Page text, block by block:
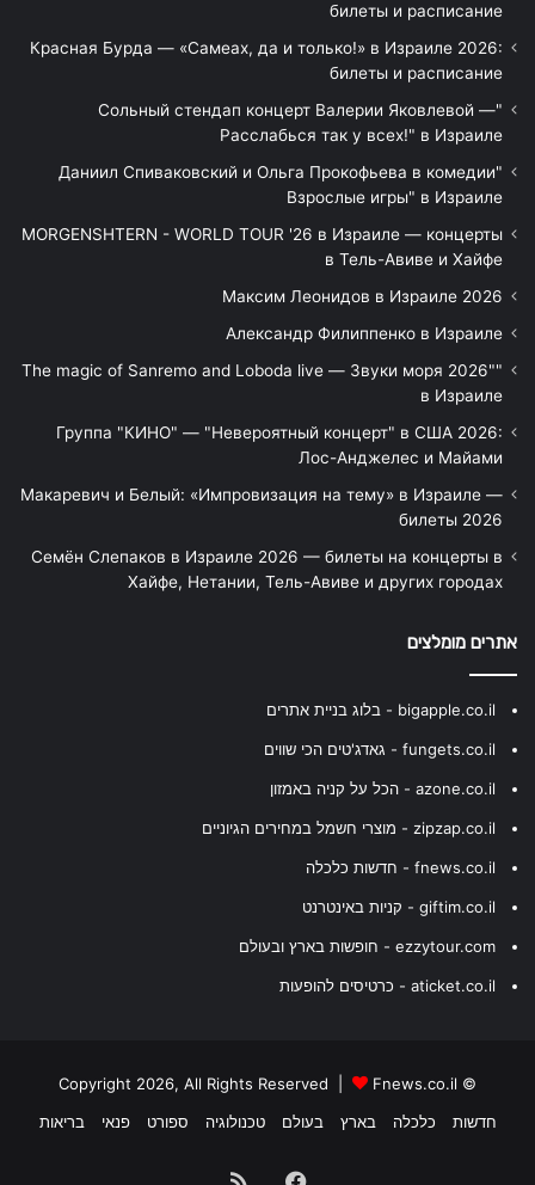
билеты и расписание
Красная Бурда — «Самеах, да и только!» в Израиле 2026:
билеты и расписание
"Сольный стендап концерт Валерии Яковлевой —
Расслабься так у всех!" в Израиле
"Даниил Спиваковский и Ольга Прокофьева в комедии
Взрослые игры" в Израиле
MORGENSHTERN - WORLD TOUR '26 в Израиле — концерты
в Тель-Авиве и Хайфе
Максим Леонидов в Израиле 2026
Александр Филиппенко в Израиле
"The magic of Sanremo and Loboda live — Звуки моря 2026"
в Израиле
Группа "КИНО" — "Невероятный концерт" в США 2026:
Лос-Анджелес и Майами
Макаревич и Белый: «Импровизация на тему» в Израиле —
билеты 2026
Семён Слепаков в Израиле 2026 — билеты на концерты в
Хайфе, Нетании, Тель-Авиве и других городах
אתרים מומלצים
bigapple.co.il - בלוג בניית אתרים
fungets.co.il - גאדג'טים הכי שווים
azone.co.il - הכל על קניה באמזון
zipzap.co.il - מוצרי חשמל במחירים הגיוניים
fnews.co.il - חדשות כלכלה
giftim.co.il - קניות באינטרנט
ezzytour.com - חופשות בארץ ובעולם
aticket.co.il - כרטיסים להופעות
© Copyright 2026, All Rights Reserved |
Fnews.co.il
חדשות
כלכלה בארץ בעולם טכנולוגיה ספורט פנאי בריאות